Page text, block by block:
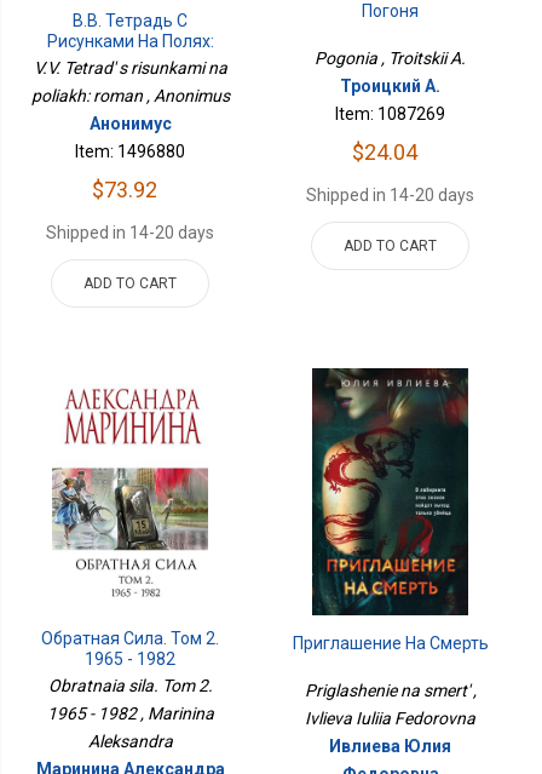
В.В. Тетрадь С
Рисунками На Полях:
Роман
V.V. Tetrad' s risunkami na
poliakh: roman , Anonimus
Анонимус
Item: 1496880
$73.92
Shipped in 14-20 days
ADD TO CART
Погоня
Pogonia , Troitskii A.
Троицкий А.
Item: 1087269
$24.04
Shipped in 14-20 days
ADD TO CART
Обратная Сила. Том 2.
1965 - 1982
Obratnaia sila. Tom 2.
1965 - 1982 , Marinina
Aleksandra
Маринина Александра
Приглашение На Смерть
Priglashenie na smert' ,
Ivlieva Iuliia Fedorovna
Ивлиева Юлия